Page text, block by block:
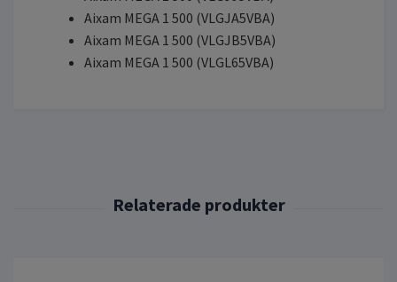
Aixam MEGA 1 500 (VLGJA5VBA)
Aixam MEGA 1 500 (VLGJB5VBA)
Aixam MEGA 1 500 (VLGL65VBA)